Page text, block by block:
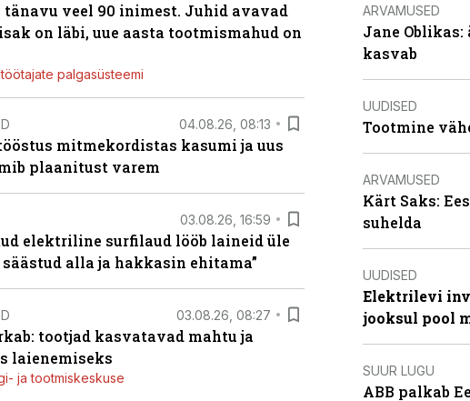
tänavu veel 90 inimest. Juhid avavad
on läbi, uue aasta tootmismahud on
palgasüsteemi
04.08.26, 08:13
mitmekordistas kasumi ja uus
plaanitust varem
03.08.26, 16:59
elektriline surfilaud lööb laineid üle
säästud alla ja hakkasin ehitama”
03.08.26, 08:27
tootjad kasvatavad mahtu ja
laienemiseks
ja tootmiskeskuse
ARVAMUSED
Jane
kasvab
UUDISED
Tootmine
ARVAMUSED
Kärt Saks:
suhelda
UUDISED
Elektrilevi
jooksul pool
SUUR LUGU
ABB palkab